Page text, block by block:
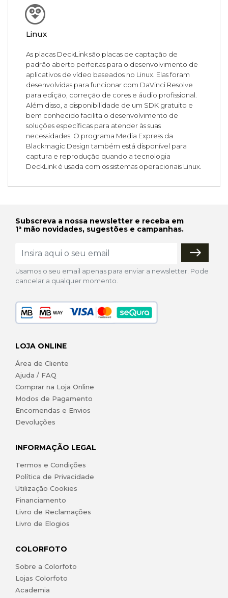
Linux
As placas DeckLink são placas de captação de
padrão aberto perfeitas para o desenvolvimento de
aplicativos de vídeo baseados no Linux. Elas foram
desenvolvidas para funcionar com DaVinci Resolve
para edição, correção de cores e áudio profissional.
Além disso, a disponibilidade de um SDK gratuito e
bem conhecido facilita o desenvolvimento de
soluções específicas para atender às suas
necessidades. O programa Media Express da
Blackmagic Design também está disponível para
captura e reprodução quando a tecnologia
DeckLink é usada com os sistemas operacionais Linux.
Subscreva a nossa newsletter e receba em
1ª mão novidades, sugestões e campanhas.
Usamos o seu email apenas para enviar a newsletter. Pode
cancelar a qualquer momento.
LOJA ONLINE
Área de Cliente
Ajuda / FAQ
Comprar na Loja Online
Modos de Pagamento
Encomendas e Envios
Devoluções
INFORMAÇÃO LEGAL
Termos e Condições
Política de Privacidade
Utilização Cookies
Financiamento
Livro de Reclamações
Livro de Elogios
COLORFOTO
Sobre a Colorfoto
Lojas Colorfoto
Academia